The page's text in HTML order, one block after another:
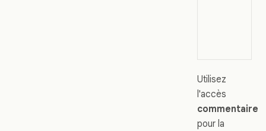
Utilisez
l'accès
commentaire
pour la